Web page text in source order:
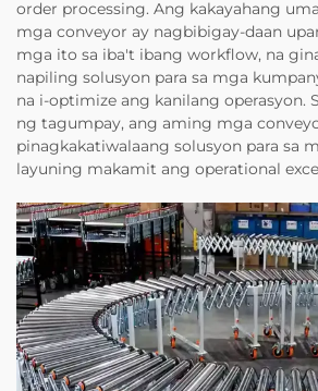
order processing. Ang kakayahang
mga conveyor ay nagbibigay-daan
mga ito sa iba't ibang workflow, na
napiling solusyon para sa mga
na i-optimize ang kanilang operasyon.
ng tagumpay, ang aming mga
pinagkakatiwalaang solusyon para sa
layuning makamit ang operational